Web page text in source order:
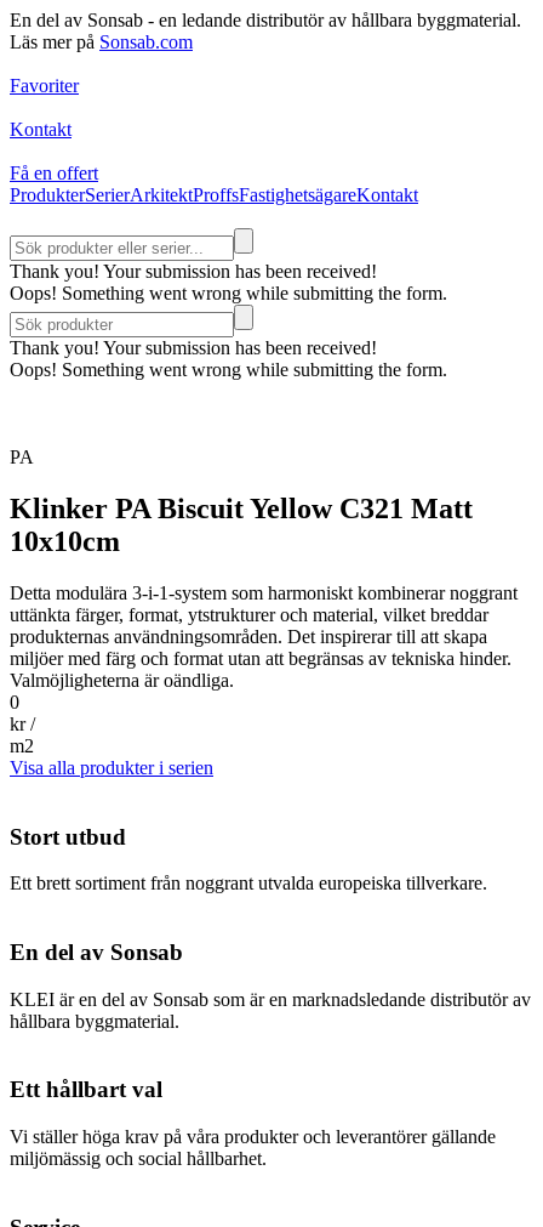
En del av Sonsab - en ledande distributör av hållbara byggmaterial.
Läs mer på Sonsab.com
Favoriter
Kontakt
Få en offert
ProdukterSerierArkitektProffsFastighetsägareKontakt
Thank you! Your submission has been received!
Oops! Something went wrong while submitting the form.
Thank you! Your submission has been received!
Oops! Something went wrong while submitting the form.
PA
Klinker PA Biscuit Yellow C321 Matt
10x10cm
Detta modulära 3-i-1-system som harmoniskt kombinerar noggrant
uttänkta färger, format, ytstrukturer och material, vilket breddar
produkternas användningsområden. Det inspirerar till att skapa
miljöer med färg och format utan att begränsas av tekniska hinder.
Valmöjligheterna är oändliga.
0
kr /
m2
Visa alla produkter i serien
Stort utbud
Ett brett sortiment från noggrant utvalda europeiska tillverkare.
En del av Sonsab
KLEI är en del av Sonsab som är en marknadsledande distributör av
hållbara byggmaterial.
Ett hållbart val
Vi ställer höga krav på våra produkter och leverantörer gällande
miljömässig och social hållbarhet.